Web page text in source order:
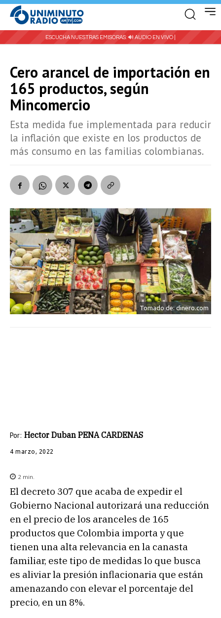
ESCUCHA NUESTRAS EMISORAS: 🔊 AUDIO EN VIVO |
Cero arancel de importación en
165 productos, según
Mincomercio
Esta medida fue implementada para reducir
la inflación que existe en los productos de
más consumo en las familias colombianas.
Tomado de: dinero.com
Por: Hector Duban PENA CARDENAS
4 marzo, 2022
2 min.
El decreto 307 que acaba de expedir el
Gobierno Nacional autorizará una reducción
en el precio de los aranceles de 165
productos que Colombia importa y que
tienen una alta relevancia en la canasta
familiar, este tipo de medidas lo que busca
es aliviar la presión inflacionaria que están
amenazando con elevar el porcentaje del
precio, en un 8%.